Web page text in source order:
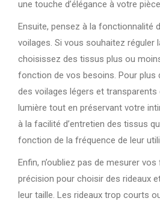
une touche d’élégance à votre
Ensuite, pensez à la fonctionnalité
voilages. Si vous souhaitez réguler
choisissez des tissus plus ou
fonction de vos besoins. Pour plus
des voilages légers et
lumière tout en préservant votre
à la facilité d’entretien des tissus
fonction de la fréquence de leur
Enfin, n’oubliez pas de mesurer
précision pour choisir des rideaux
leur taille. Les rideaux trop courts